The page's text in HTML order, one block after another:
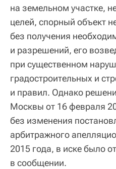
на земельном участке,
целей, спорный объект
без получения
и разрешений, его
при существенном
градостроительных и
и правил. Однако
Москвы от 16 февраля
без изменения
арбитражного
2015 года, в иске было
в сообщении.